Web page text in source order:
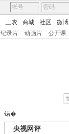
三农 商城 社区 微博
纪录片 动画片 公开课
锘�
央视网评